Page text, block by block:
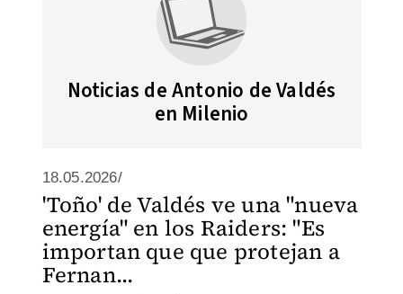
Noticias de Antonio de Valdés
en Milenio
18.05.2026/
'Toño' de Valdés ve una "nueva
energía" en los Raiders: "Es
importan que que protejan a
Fernan...